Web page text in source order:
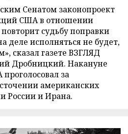
Сенатом законопроект
США в отношении
повторит судьбу поправки
деле исполняться не будет,
сказал газете ВЗГЛЯД
Дробницкий. Накануне
за
американских
России и Ирана.